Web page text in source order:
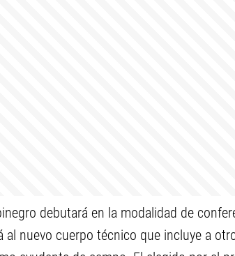
debutará en la modalidad de
al nuevo cuerpo técnico que incluye a